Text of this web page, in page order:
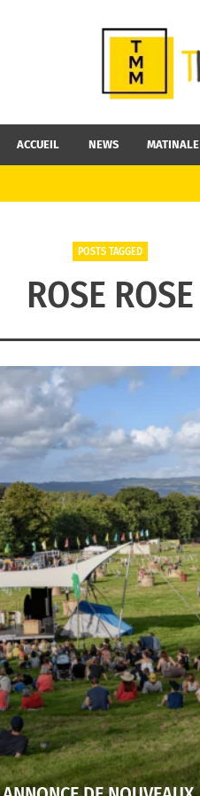
ACCUEIL NEWS MATINALE
POSTS TAGGED
ROSE ROSE